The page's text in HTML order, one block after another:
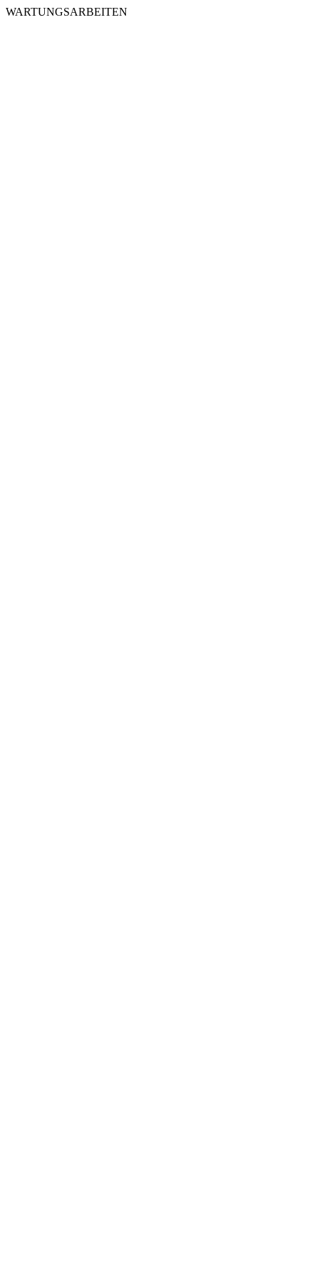
WARTUNGSARBEITEN